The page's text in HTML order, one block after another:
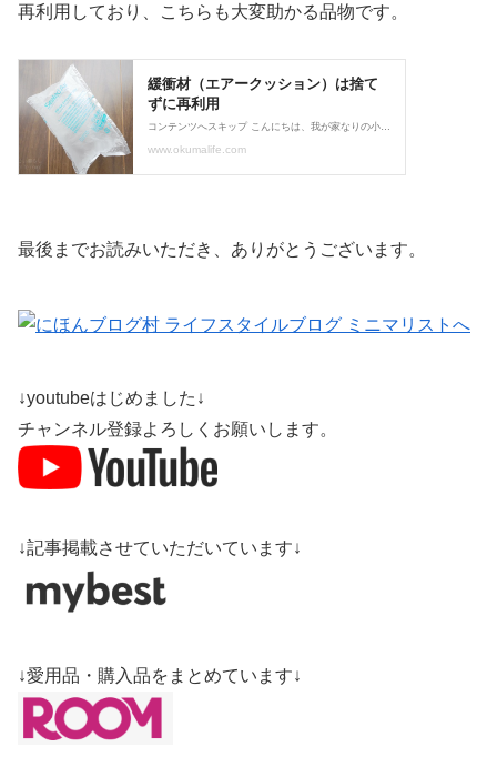
再利用しており、こちらも大変助かる品物です。
最後までお読みいただき、ありがとうございます。
↓youtubeはじめました↓
チャンネル登録よろしくお願いします。
↓記事掲載させていただいています↓
↓愛用品・購入品をまとめています↓